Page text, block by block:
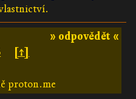
» odpovědět «
[↑]
proton.me